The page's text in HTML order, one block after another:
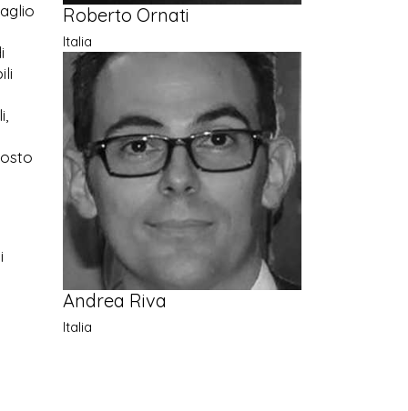
Roberto Ornati
Italia
Andrea Riva
Italia